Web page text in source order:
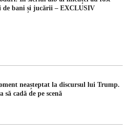
de bani și jucării – EXCLUSIV
neașteptat la discursul lui Trump.
să cadă de pe scenă